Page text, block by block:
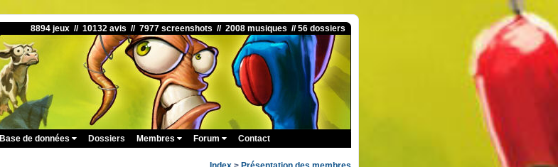
8894 jeux // 10132 avis // 7977 screenshots // 2008 musiques // 56 dossiers
Base de données Dossiers Membres Forum Contact